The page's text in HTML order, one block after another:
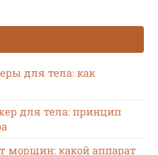
для тела: как
для тела: принцип
морщин: какой аппарат